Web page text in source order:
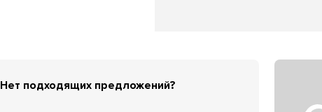
Нет подходящих предложений?